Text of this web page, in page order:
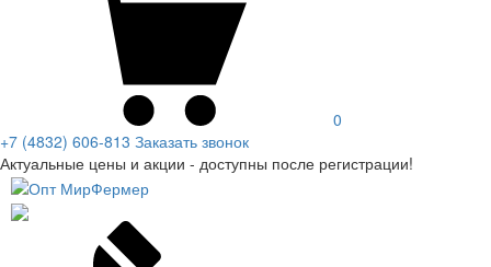
0
+7 (4832) 606-813 Заказать звонок
Актуальные цены и акции - доступны после регистрации!